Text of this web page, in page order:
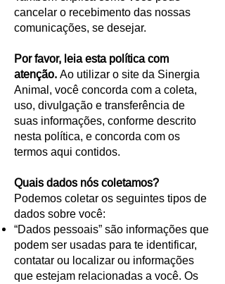
cancelar o recebimento das nossas
comunicações, se desejar.
Por favor, leia esta política com
atenção. Ao utilizar o site da Sinergia
Animal, você concorda com a coleta,
uso, divulgação e transferência de
suas informações, conforme descrito
nesta política, e concorda com os
termos aqui contidos.
Quais dados nós coletamos?
Podemos coletar os seguintes tipos de
dados sobre você:
“Dados pessoais” são informações que
podem ser usadas para te identificar,
contatar ou localizar ou informações
que estejam relacionadas a você. Os